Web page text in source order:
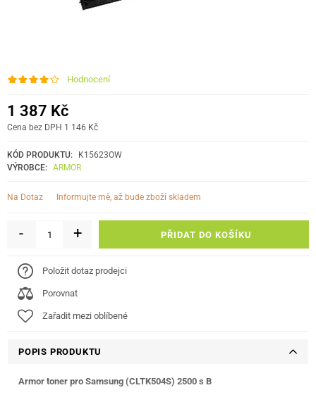
Hodnocení
1 387 Kč
Cena bez DPH 1 146 Kč
KÓD PRODUKTU:
K15623OW
VÝROBCE: ARMOR
Na Dotaz informujte mě, až bude zboží skladem
- + PŘIDAT DO KOŠÍKU
Položit dotaz prodejci
Porovnat
Zařadit mezi oblíbené
POPIS PRODUKTU
Armor toner pro Samsung (CLTK504S) 2500 s B